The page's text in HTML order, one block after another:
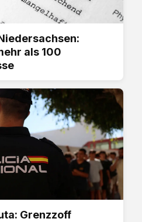
als 100
Grenzzoff